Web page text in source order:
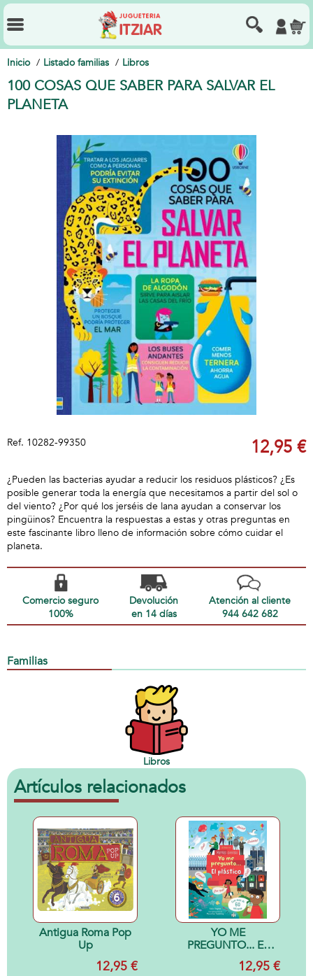
Inicio Listado familias Libros
100 COSAS QUE SABER PARA SALVAR EL
PLANETA
Ref. 10282-99350 12,95 €
¿Pueden las bacterias ayudar a reducir los residuos plásticos? ¿Es
posible generar toda la energía que necesitamos a partir del sol o
del viento? ¿Por qué los jerséis de lana ayudan a conservar los
pingüinos? Encuentra la respuestas a estas y otras preguntas en
este fascinante libro lleno de información sobre cómo cuidar el
planeta.
Comercio seguro
100%
Devolución
en 14 días
Atención al cliente
944 642 682
Familias
Libros
Artículos relacionados
Antigua Roma Pop
Up
12,95 €
YO ME
PREGUNTO... EL
PLASTICO12,95 €